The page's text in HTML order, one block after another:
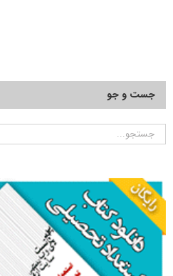
جست و جو
جستجو